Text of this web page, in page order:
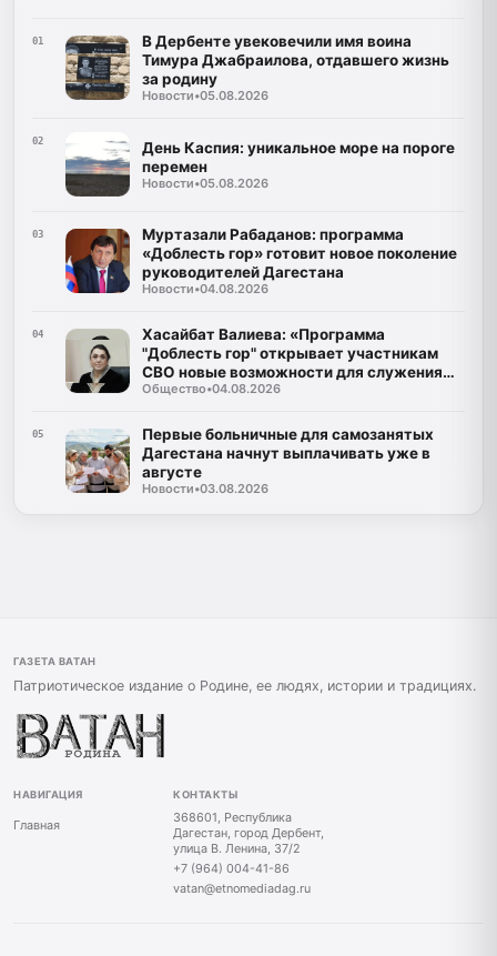
01
В Дербенте увековечили имя воина
Тимура Джабраилова, отдавшего жизнь
за родину
Новости•05.08.2026
02
День Каспия: уникальное море на пороге
перемен
Новости•05.08.2026
03
Муртазали Рабаданов: программа
«Доблесть гор» готовит новое поколение
руководителей Дагестана
Новости•04.08.2026
04
Хасайбат Валиева: «Программа
"Доблесть гор" открывает участникам
СВО новые возможности для служения
Дагестану»
Общество•04.08.2026
05
Первые больничные для самозанятых
Дагестана начнут выплачивать уже в
августе
Новости•03.08.2026
ГАЗЕТА ВАТАН
Патриотическое издание о Родине, ее людях, истории и традициях.
НАВИГАЦИЯ
Главная
КОНТАКТЫ
368601, Республика
Дагестан, город Дербент,
улица В. Ленина, 37/2
+7 (964) 004-41-86
vatan@etnomediadag.ru